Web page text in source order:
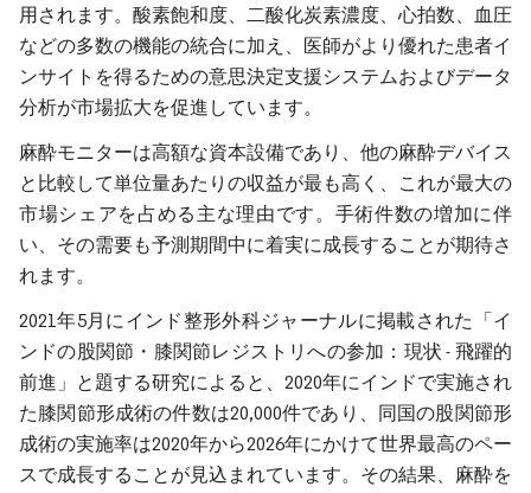
用されます。酸素飽和度、二酸化炭素濃度、心拍数、血圧
などの多数の機能の統合に加え、医師がより優れた患者イ
ンサイトを得るための意思決定支援システムおよびデータ
分析が市場拡大を促進しています。
麻酔モニターは高額な資本設備であり、他の麻酔デバイス
と比較して単位量あたりの収益が最も高く、これが最大の
市場シェアを占める主な理由です。手術件数の増加に伴
い、その需要も予測期間中に着実に成長することが期待さ
れます。
2021年5月にインド整形外科ジャーナルに掲載された「イ
ンドの股関節・膝関節レジストリへの参加：現状 - 飛躍的
前進」と題する研究によると、2020年にインドで実施され
た膝関節形成術の件数は20,000件であり、同国の股関節形
成術の実施率は2020年から2026年にかけて世界最高のペー
スで成長することが見込まれています。その結果、麻酔を